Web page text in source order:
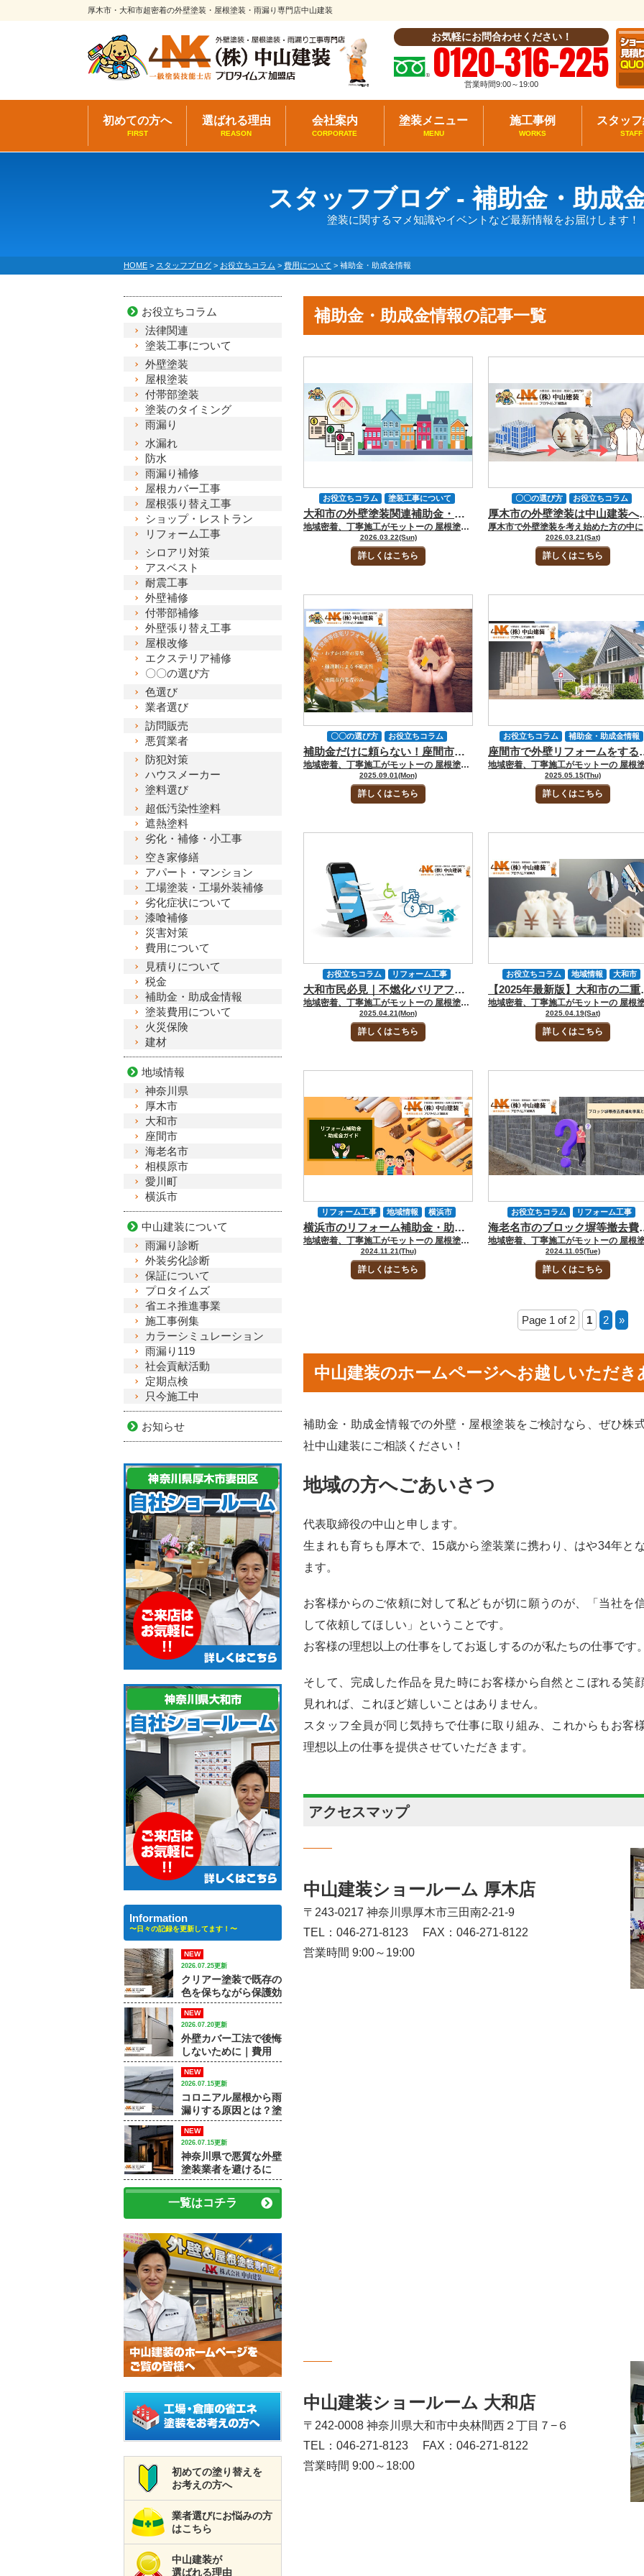
厚木市・大和市超密着の外壁塗装・屋根塗装・雨漏り専門店中山建装
お気軽にお問合わせください！
0120-316-225
営業時間9:00～19:00
初めての方へ
FIRST
選ばれる理由
REASON
会社案内
CORPORATE
塗装メニュー
MENU
施工事例
WORKS
スタッ
STAFF
スタッフブログ - 補助金・助成
塗装に関するマメ知識やイベントなど最新情報をお届けします！
HOME > スタッフブログ > お役立ちコラム > 費用について > 補助金・助成金情報
補助金・助成金情報の記事一覧
大和市の外壁塗装関連補助金・助成金まとめ｜屋根塗装・屋根修理・外装リフォーム・内装リフォーム・太陽光発電を整理して解説
地域密着、丁寧施工がモットーの 屋根塗装・外壁塗装専門店の中山建装です！ 代表取締役の中山です！ 大和市で外壁塗装を考え始めた方の中には、 「大和市は外壁塗装に補助金があるのか」 「屋根塗装や屋根修理も対象になるのか」 「断熱改修や太陽光発電まで一緒に考えたほうが得なのか」 と迷う方も多いのではないでしょうか。 大和市は、このテーマでは比較的整理しやすい自治体です。というのも、条件を満たせば外壁塗装が補助対象になり得る市制度を持っているからです。ただし、一般的な塗り替え補助ではなく、不燃化改修の一環としての外壁改修であることが前提になります。ここを曖昧にしないことが、記事の信頼性を大きく左右します。 今回のお役立ちコラムでは、大和市で外壁塗装や屋根塗装を検討している方へ向けて、市公式で確認できる不燃化改修の補助制度を中心に、外装リフォーム、内装リフォーム、断熱改修、太陽光発電、蓄電池まで含めて、どの制度がどこまで使えるのかを整理して解説します。 大和市は、市制度の種類が比較的はっきりしているぶん、どの工事をどの制度に乗せるのかを最初に整理しておくと失敗しにくいです。 ▼合わせて読みたい▼外壁塗装の見積書の見方｜大和市で金額差が出る理由 [myphp file="comContactL"] 大和市でまず整理したい外壁塗装補助金の全体像 大和市で外壁塗装の補助金を調べるなら、最初に見たいのは大和市不燃化・バリアフリー化改修工事費補助金です。この制度は、既存の木造住宅を対象に、不燃化改修やバリアフリー化改修の一部費用を助成するものです。 対象工事は費用5万円以上で、補助は工事費の2分の1、上限10万円、破風を含む軒先などの改修工事は上限20万円と案内されています。施工業者は、市内業者で見積書や領収書を市内住所で発行できる事業者が条件です。 先に結論を整理すると、大和市は次の見方がわかりやすいです。 外壁塗装は条件付きで市補助の土俵に乗り得る ただし“普通の塗り替え”ではなく“不燃化改修”としての整理が必要 断熱改修は別制度で考えた方がわかりやすい 太陽光発電・蓄電池は市制度が比較的強いです。 見るべき制度 大和市での位置づけ 外壁塗装との関係 不燃化・バリアフリー化改修工事費補助金 市の中心制度 不燃塗料等への塗り替えが対象工事例にある 既存住宅の断熱改修工事への補助 別制度 外壁塗装そのものではなく、断熱性能向上向け 自家消費型太陽光発電設備・蓄電池補助 市制度 屋根工事や長期的な省エネ計画と相性が良い 住宅用太陽光発電システム等設置費補助金 市制度 FIT売電型の太陽光・蓄電池向け 住宅省エネ2026キャンペーン 国制度 窓・給湯・断熱改修を絡めると使いやすい こうして分けておくと、大和市では「外壁塗装の補助金」を探すというより、外壁は不燃化、断熱は断熱、太陽光は再エネという形で制度を分けて考えた方が整理しやすいです。 大和市で補助対象に入りやすい工事と注意点 大和市の不燃化・バリアフリー化改修工事費補助金が強いのは、対象工事例の中に外壁の改修工事として“不燃塗料等に塗り替える”ことがはっきり示されている点です。つまり、大和市では外壁塗装が補助対象になり得るのですが、それはあくまで不燃化改修の考え方に乗る塗装であることが前提です。一般的な色替えや美観目的の塗り替えと同じではありません。 大和市で特に注意したいポイントは次のとおりです。 工事着手前の申請が前提 交付決定前に工事を始めると対象外になる可能性が高い 見積書や工事内訳、図面、仕様書が重要 完了時には領収書や工程写真、不燃材料を使ったことが分かる資料も求められます。 工事の考え方 補助対象になりやすさ ポイント 一般的な外壁の塗り替え 低い ただの美観回復では説明が弱い 不燃塗料等への塗り替え 高い 不燃化改修として整理できる 破風を含む軒先等の改修 高い 上限20万円の扱いあり 申請前に契約・着工済みの工事 低い 交付決定後着工が基本 大和市では、制度を使いたい場合ほど「どんな塗料を使うか」だけでなく「どう不燃化するのか」まで見積と資料で説明できるかが重要になります。塗装会社選びも、価格比較だけでなく制度を理解しているかまで見た方が安全です。 大和市で断熱改修・太陽光発電まで広げると制度の幅が広がります 大和市は、不燃化改修だけでなく、既存住宅の断熱改修工事への補助も用意しています。令和7年度の受付は2025年12月26日に終了していますが、制度自体は、既存住宅に対する断熱改修工事の補助として案内されており、補助率は補助対象経費の3分の1、戸建住宅は上限120万円です。 断熱改修工事着手の2週間前までの事前申請が必要で、交付決定前に工事を行うと補助金は受けられません。外壁塗装をきっかけに、暑さ寒さも何とかしたいと考える方には相性が良い制度です。 さらに大和市は、太陽光発電と蓄電池の制度も比較的強いです。自家消費型の制度では、2026年3月18日更新の公式ページで、令和8年度も実施予定と案内され、令和7年度までの補助金額は太陽電池出力値（kW）×7万円、家庭用蓄電池は補助対象経費の3分の1でした。 加えて、FIT売電型の住宅用太陽光発電システム等設置費補助金では、令和7年度実績として1kWあたり1万円、上限4万円、蓄電池は上限3万円で、県・国の補助金との併用も可能と案内されています。 蓄電池は、太陽光と同時設置のみ補助対象という条件もあります。 大和市で補助金を広く考えるなら、この順で見ると整理しやすいです。 外壁の不燃化を伴う塗装か 断熱改修まで広げるか 太陽光発電や蓄電池も同時に考えるか 国の住宅省エネ2026も併用候補に入れるか 制度 使いどころ 注意点 不燃化・バリアフリー化改修工事費補助金 外壁の不燃塗料塗装や軒先改修 事前申請、交付決定後着工が基本 既存住宅の断熱改修工事への補助 窓・断熱性能の改善 事前申請、交付決定前着工は不可 自家消費型太陽光発電設備・蓄電池補助 FITに頼らず自家消費重視 令和8年度は契約日要件等の変更予定あり 住宅用太陽光発電システム等設置費補助金 FIT売電型の太陽光・蓄電池 蓄電池は太陽光との同時設置が必要 住宅省エネ2026キャンペーン 断熱・窓・給湯を広く組み合わせる 外壁塗装そのものが主対象ではない 大和市は、外壁塗装だけで終わらせず、不燃化・断熱・再エネまで視野を広げると、制度活用の幅が広がりやすい自治体です。 参考にした公的サイト 大和市の補助金は、制度ごとに目的がはっきり分かれているため、不燃化・断熱・太陽光のどの制度を使う話なのかを先に整理してから進めるのが安全です。 参考：引用元サイト 大和市 不燃化・バリアフリー化改修工事費補助金 大和市 既存住宅の断熱改修工事への補助 大和市 自家消費型太陽光発電設備・蓄電池への補助 大和市 住宅用太陽光発電システム等設置費補助金 住宅省エネ2026キャンペーン 神奈川県既存住宅省エネ改修事業費補助金 [myphp file="comContactL"] FAQ｜大和市の外壁塗装補助金・助成金についてよくある質問 大和市の補助金は、厚木市よりも整理しやすい一方で、条件を読み違えると使えない制度もあります。とくに外壁塗装については、一般的な塗り替え補助ではなく、不燃化改修の一環として対象になり得るという理解が重要です。 さらに、断熱改修や太陽光発電、蓄電池は別制度で動いているため「どの工事をどの制度に乗せるのか」を分けて考えることが失敗防止につながります。 Q.大和市では外壁塗装そのものが補助対象になりますか？ A.条件付きで、補助対象になり得ます。大和市の不燃化・バリアフリー化改修工事費補助金では、既存の木造住宅を対象に、費用5万円以上の改修工事に対して工事費の2分の1、上限10万円、破風を含む軒先などの改修工事では上限20万円の補助が案内されています。 ここで重要なのは、対象工事例の「外壁の改修工事」に、不燃塗料等に塗り替える工事が含まれていることです。つまり、大和市では外壁塗装が補助対象になり得ますが、それは一般的な色替えや美観目的の塗り替えではなく、不燃化改修として整理できる塗装であることが前提です。 Q.大和市の補助金を使うときに一番注意すべきことは何ですか？ A.一番大事なのは、工事を始める前に申請し、交付決定を受けてから着工することです。大和市の不燃化・バリアフリー化改修工事費補助金は、これから工事を始めるものが対象で、申請後に市から交付決定通知を受けてから工事を始める流れになっています。 加えて、申請時には見積書、工事内訳書、図面や仕様書などが必要で、完了時には領収書、工程写真、不燃材料を使用したことが分かる資料なども求められます。 つまり「見積を取ってすぐ工事を始める」という進め方だと、後から補助金に乗せられないおそれがあります。大和市で補助金活用を前提に外壁塗装を進める場合は、金額比較より先に、制度に合う見積・仕様・申請タイミングを整えることが重要です。 Q.大和市では外壁塗装以外に、何を一緒に考えるとお得ですか？ A.大和市では、外壁塗装だけで終わらせるより、断熱改修や太陽光発電、蓄電池まで含めて考えた方が補助制度の幅が広がりやすいです。 たとえば、既存住宅の断熱改修工事への補助では、補助対象経費の3分の1、戸建住宅は上限120万円という案内があります。また、自家消費型太陽光発電設備・家庭用蓄電池の補助では、太陽電池出力値（kW）×7万円の補助や、蓄電池の補助が設けられています。 さらに、FIT売電型の住宅用太陽光発電システム等設置費補助金では、1kWあたり1万円、上限4万円、蓄電池は上限3万円という制度もあります。外壁塗装や屋根工事を検討している時期は、足場や屋根の状態確認のタイミングとも重なるため、不燃化、断熱、再エネをまとめて比較すると、結果的に住まい全体の改善計画が立てやすくなります。 大和市の外壁塗装補助金で迷ったら中山建装へ｜制度確認から工事相談までまとめて対応します 大和市で外壁塗装の補助金や助成金を調べると「本当に塗装が対象になるのか」「屋根塗装や屋根修理も一緒に考えたほうがいいのか」「断熱改修や太陽光発電まで含めると何が使えるのか」と迷いやすいものです。 今回ご紹介した通り、大和市では外壁塗装が条件付きで補助対象になり得ますが、一般的な塗り替えではなく、不燃化改修として整理できるかどうかが重要になります。さらに、断熱改修や太陽光発電、蓄電池は別制度で検討した方がわかりやすく、工事の進め方や申請のタイミングによって結果が大きく変わります。だからこそ、制度だけを見て判断するのではなく、住まいの状態と工事内容を一緒に整理することが大切です。 中山建装では、大和市で外壁塗装、屋根塗装、屋根修理、外装リフォームまで含めたご相談に対応しています。 補助金の対象になりそうか確認したい方も、まずは問い合わせフォームからのお問い合わせ、メール、電話でのご相談、ショールームへの来店など、ご都合のよい方法で中山建装へお気軽にご相談ください。 [myphp file="comContactL"] ▼合わせてチェック▼ 中山建装塗装専門ショールーム 大和店 中山建装：カラーシミュレーションページ
2026.03.22(Sun)
詳しくはこちら
お役立ちコラム
塗装工事について
外壁塗装
屋根塗装
〇〇の選び方
業者選び
費用について
補助金・助成金情報
地域情報
中山建装について
雨漏り診断
厚木市の外壁塗装は中山建装へ！補助
2026.03.21(Sat)
詳しくはこちら
〇〇の選び方
お役立ちコラム
中山建装について
厚木市
地域情報
塗装工事について
外壁塗装
外装劣化診断
屋根塗装
業者選び
神奈川県
補助金・助成金情報
補助金だけに頼らない！座間市で外壁塗装を賢く進めるための最新情報【2025年版】
地域密着、丁寧施工がモットーの 屋根塗装・外壁塗装専門店の中山建装です！ 代表取締役の中山です！ 座間市で外壁塗装を検討されている方の多くは「少しでも費用を抑える方法はないか」とお考えだと思います。 その答えのひとつが、市が実施している「子育て世帯等住宅リフォーム補助制度」です。外壁塗装や屋根塗装も対象となり、最大30万円の補助金を受けられる可能性があります。 ただし、この制度は募集枠がわずか15件で抽選制、しかも市内業者への依頼が必須条件です。そのため、厚木市に本社を置く中山建装では制度を直接活用することはできません。 しかしご安心ください。今回のコラムでは、座間市の「子育て世帯等住宅リフォーム補助制度」の概要と注意点をわかりやすく整理した上で、補助金が使えなくても適正価格と安心できる施工を実現する方法をお伝えします。 最後までお読みいただければ、「補助金ありきではない、後悔しない外壁塗装の進め方」が明確になり、座間市での塗装工事をより賢く計画できるようになるはずです。 ▼合わせて読みたい▼座間市の外壁塗装費用はいくら？適正価格と見積もりの落とし穴に注意 [myphp file="comContactL"] 座間市の子育て世帯等住宅リフォーム補助制度の概要（令和7年度） 座間市では、子育て世帯や妊婦のいる世帯を対象にした「子育て世帯等住宅リフォーム補助制度」を実施しています。住宅リフォームにかかる費用を一部補助することで、子育て世帯の暮らしを支援すると同時に、地域経済の活性化を目的としています。 外壁塗装や屋根塗装、防水工事なども対象となり、工事費用の2分の1（上限30万円）が助成される仕組みです。 ただし、制度の利用には注意が必要です。令和7年度の募集枠はわずか15件のみで、申込多数の場合は抽選となります。 補助金をあてにして計画を立てても、抽選に漏れると工事計画が狂ってしまうリスクがあります。そのため「必ず受けられるものではない」という点を理解したうえで検討することが大切です。 座間市子育て世帯等住宅リフォーム補助制度｜対象となる世帯と工事条件 補助金の対象は「18歳以下の子どもがいる世帯」または「妊婦の属する世帯」です。さらに、居住している住宅が市内にあり、かつ申請者とその世帯員に市税の滞納がないことが必須条件です。 工事を請け負う業者についても、市内に本社・本店を構える施工会社に限られるため、業者選びの幅は限られます。対象となる工事は30万円（税抜き）以上で、外壁塗装のほか、屋根の葺き替えや防水、雨樋の交換など住宅保全に関わる幅広いリフォームが認められています。 座間市子育て世帯等住宅リフォーム補助制度｜補助金の額と申請方法 補助金は「工事費の2分の1、上限30万円」です。例えば100万円の外壁塗装工事なら、30万円が助成され、自己負担は70万円となります。30万円を超える工事であれば対象になるため、実際の外壁塗装ではほとんどの工事が条件を満たします。 申請方法は市役所4階の都市整備課窓口へ直接書類を持参する必要があり、郵送では受け付けていません。提出書類にはリフォーム工事の見積書や住宅の現況写真、母子健康手帳（該当世帯の場合）などが含まれます。提出期限を過ぎると申請できず、書類不備があれば即失格となるため、早めの準備が欠かせません。 座間市子育て世帯等住宅リフォーム補助制度を利用する上での注意点 座間市子育て世帯等住宅リフォーム補助制度は公平性を保つため、同一世帯での利用は一度きりとなっています。また、他の市の補助金や防音工事などと重複して利用することはできません。 さらに、交付決定前に工事を始めてしまうと対象外になるため、必ず「交付決定通知を受けてから着工する」ことが求められます。 制度は魅力的ですが、利用のハードルは決して低くなく、準備や条件確認に手間がかかる点も理解しておく必要があります。 参照：座間市令和7年度座間市子育て世帯等住宅リフォーム補助制度 座間市の補助金が“狭き門”といえる理由 座間市の外壁塗装補助金は非常に魅力的ですが、誰もが利用できるわけではありません。募集枠が極端に少なく、抽選制であるため、当選できる保証がないのです。さらに、こうした制度の存在を逆手にとり、不透明な見積もりや過大請求を行う悪質業者も少なからず存在します。 わずか15件という少ない枠 令和7年度の募集件数はわずか15件に限られています。人気が集中すれば当然ながら競争率は高まり、抽選で外れる可能性が大きいのです。補助金をあてにして工事計画を立ててしまうと、落選した場合に予算が大きく狂い、施工そのものを見送らざるを得なくなるリスクがあります。 抽選制による不確実性 抽選の結果によって補助金の可否が決まるため、「絶対に補助金を受けられる」という保証はありません。外壁塗装は劣化が進むほど補修範囲が広がり、結果的に費用も膨らみます。補助金が当たるかどうかに施工時期を左右されるのは、住宅の寿命を考えると非常にリスキーだといえます。 悪質業者による“補助金ビジネス”の実態 一部の業者は「補助金があるから実質〇〇万円でできますよ」と強調し、実際には相場より高い見積もりを出すケースがあります。補助金があることで顧客心理が「お得だ」と錯覚しやすいのを利用した手口です。結果として補助金を使っても実質負担額は変わらず、むしろ割高な工事を契約してしまうこともあります。 さらに、抽選に落ちた場合に「補助金なしでは高すぎて施工できない」と気づき、契約を急がされるトラブルも少なくありません。こうした“補助金ビジネス”に巻き込まれないためには、複数業者の見積もり比較や、補助金の有無に関わらず適正価格であるかどうかの確認が欠かせません。 [myphp file="comContactL"] 補助金をあてにしすぎるリスクと業者選びの注意点 補助金は確かに魅力的ですが、それを理由に「お得だから」と安易に契約してしまうと、結果的に損をするケースもあります。特に座間市は近隣の厚木市や大和市と比べて塗装業者の数が少なく、価格や施工内容を比較する機会が限られているのが実情です。 そのため、補助金の有無にかかわらず「適正な価格で適正な工事ができるか」を見極めることが、もっとも大切なポイントです。 業者数が少なく相場感をつかみにくい地域特性 座間市は業者数が限られているため、見積もりを数社から取ったつもりでも「実は地域全体で価格が高めに設定されている」というケースがあります。 その結果、補助金を使えたとしても、近隣市（厚木市・大和市など）の相場と比べれば実質的に割高になることもあるのです。 つまり、補助金があるからといって必ずしも「得をしている」とは限らないのです。 ▼合わせて読みたい▼座間市の外壁塗装費用の相場とは？適正相場か見極める際のチェックポイントも紹介 補助金トークに惑わされないためのチェックポイント 「補助金を使えば実質〇〇万円で済みますよ」といった営業トークには注意が必要です。実際には相場以上の金額を提示されている場合、補助金を使っても自己負担額は適正価格と変わらない、あるいはむしろ割高になるケースさえあります。こうしたリスクを避けるためには、 補助金がなくても納得できる価格かどうか 工事内容（下地処理・使用塗料・保証期間など）が明確か 他エリアの実績豊富な業者との比較をしてみたか といった観点で冷静に判断することが欠かせません。 ▼合わせて読みたい▼座間市の屋根塗装で後悔しないために！悪徳業者を見抜く5つのチェックポイント 複数見積もりと地域外業者比較の重要性 座間市内の業者だけでなく、厚木市や大和市など近隣エリアで実績を積んでいる業者に見積もりを依頼するのも有効です。地域外の信頼できる業者と比較することで「補助金を使わなくても十分に納得できる価格帯」が見えてきます。 結果的に、補助金の有無に左右されず、安心して外壁塗装を任せられる業者を選べるのです。 座間市の皆様にお伝えしたい中山建装の強み 厚木市を拠点に、大和市・座間市を含む広域で施工を行う弊社「中山建装」は、補助金が使えないケースでも安心して任せられる業者であると自負しております。 豊富な実績と技術力、そして施工後のフォロー体制まで含めて「納得できる外壁塗装・屋根塗装」を提供しているのが強みです。 以下に具体的な強みをご紹介します。 施工実績と資格・技術力の裏付け 中山建装は長年、厚木市・大和市を中心に数多くの住宅・工場・倉庫の外壁・屋根塗装・防水工事を手がけており、その経験からさまざまな築年数、外壁材・屋根材の違い、施工環境の違いに応じた最適な工法を選定できるノウハウがあります。 加えて、一級塗装技能士、外装劣化診断士、雨漏り鑑定士といった専門資格を持つスタッフが在籍しており、現場調査・診断の精度が高いのが特徴です。 こうした実績と技術力により、補助金が利用できないお客様にも、適正で信頼できる施工プランを提案できます。 ▼合わせてチェック！▼中山建装の施工事例 安心の保証制度とアフターフォロー体制 工事後のフォローと保証の体制がしっかりしていることも大きな強みです。中山建装は自社保証を含め、「5年・7年・10年・15年」といった保証期間を、使用する材料や工事内容に応じて設定しており、施工後も安心して住まいを任せられます。 さらに、定期訪問サポート制度を整えており、施工後1年・3年・5年・7年・10年ごとに状態を確認し、色あせ・ひび割れ・シーリングの劣化・雨樋・外壁・屋根などの問題を未然に発見・対処できる体制があります。 これは補助金制度ではカバーされない「その後の安心」に直結する価値です。 見積もりの透明性と無駄を省くプラン提案 中山建装では、どの工程でどの材料を使うか、下地処理はどうするか、塗料のランクやグレードは何か、保証内容はどうなるか、といった点を明確に見積もり書に記載するようにしています。中間マージンを抑え、自社施工を基本とすることでコストがクリアになり、補助金が無くても納得できる価格感を保てるよう努めています。 お客様には丁寧な現地調査と診断を行い、必要な補修をきちんと把握した上で「本当に必要な工事項目だけ」を盛り込んだプランを提案することで、ムダな工事や過剰な仕様を回避します。 ▼合わせて読みたい▼中山建装の無料屋根外壁診断 [myphp file="comContactL"] 座間市で補助金の有無に左右されない賢い塗装工事は中山建装にご相談ください 座間市で外壁塗装を計画している方にとって、補助金の存在は確かに気になるポイントです。しかし実際には、座間市の外壁塗装補助金は募集枠が15件と少なく、抽選制であるため「必ず利用できる」とは限りません。 補助金を前提に計画を立ててしまうと、抽選に漏れた際に工事自体を延期したり、予算を見直さざるを得なくなるリスクがあります。その結果、外壁の劣化を放置してしまい、かえって費用が膨らむ可能性もあるのです。 こうしたリスクを避けるために大切なのは、「補助金がなくても納得できる価格と品質」で施工できる業者を選ぶことです。 厚木市に本社を構え、大和市や座間市を含む広域で豊富な実績を積んできた中山建装では、補助金の有無に左右されず、適正価格で高品質な塗装工事をご提供しています。 施工前の診断から丁寧に行い、使用する塗料や工事内容を明確にお伝えすることで、不安を抱えたまま契約する心配がありません。また、地元密着・地域密着の業者ならではの迅速なアフターフォロー体制で、施工後も長く安心をお届けします。 座間市での外壁塗装をご検討中の方は、ぜひ中山建装へご相談ください。 お問い合わせは専用フォームからのお問い合わせに加え、メールやお電話でのご相談も可能です。さらに、ショールームにご来店いただければ、実際の施工事例やカラーシミュレーションをご覧いただきながら具体的なお打ち合わせもできます。 補助金の有無に関わらず、安心と納得の外壁塗装を実現するために、中山建装がお手伝いいたします。 [myphp file="comContactL"] ▼合わせてチェック▼ 中山建装塗装専門ショールーム 厚木店 中山建装塗装専門ショールーム 大和店
2025.09.01(Mon)
詳しくはこちら
〇〇の選び方
お役立ちコラム
中山建装について
地域情報
塗装工事について
外壁塗装
屋根塗装
業者選び
補助金・助成金情報
費用について
座間市で外壁リフォー
2025.05.15(Thu)
詳しくはこちら
お役立ちコラム
補助金・助成金情報
費用について
大和市民必見｜不燃化バリアフリー化改修工事費補助金や外壁塗装の助成金情報
地域密着、丁寧施工がモットーの 屋根塗装・外壁塗装専門店の中山建装です！ 代表取締役の中山です！ 大和市には「バリアフリー」や「不燃化」へのリフォームに対する補助金が用意されています。ただし、助成金や補助金を受けるには、条件を満たさなければなりません。手続きの手間を考えると「面倒」と考える方もいるでしょう。 ただ、住まいの外壁が劣化している場合、放置しても自然に修復されるわけではありません。助成金や補助金を利用すれば、お得に外壁を修復できるのです。修復で終わらず、機能性の向上も期待できます。そこで今回のお役立ちコラムでは、大和市の補助金や助成金情報についてくわしくお話しします。 ▼合わせて読みたい▼【2025】大和市で使える外壁塗装の補助金＆助成金一覧 [myphp file="comContactL"] 大和市の補助金や助成金を活用して賢くリフォーム 親世代や自分の年齢を考えて、住まいのバリアフリー化を検討中の方もいるかもしれません。同時に外壁塗装の時期が近づいてきて、資金に不安があるため少しでもお得に施工したい方もいるでしょう。 どちらにしても、大きな金額が必要です。自己資金が十分でも、物価高騰の問題や将来を考えて少しでも貯蓄に回したい方もいるでしょう。 少しでもお得に施工したいなら、国や自治体からの補助金や助成金を活用してみてください。条件を満たせれば、資金の自己負担を軽くできるのです。 大和市の補助金や助成金 大和市では「大和市不燃化・バリアフリー化改修工事費補助金」が、令和7年度に開始予定となっています。この補助金は、バリアフリー化や燃えにくくする外壁塗装に使える内容です。 バリアフリーと聞くと、年齢が若いと「別に気にしなくてもいい」と考えてしまいます。階段の上り下りも難しくなく、住まいの中に段差があっても、気にならないものです。ただ、年齢を重ねるとちょっとした部分で、生活が不便になります。 バリアフリー化の重要性 バリアフリー化とは「移動に支障をきたす段差の解消」「移動を補助する器具等の取り付けなど、避難安全対策を行う」ことを指しています。 「高齢者だけの問題」と考えがちですが、実際は高齢者以外でも、すべての世代にとって居住環境を快適にする要素となります。 妊婦の方はどうでしょうか？住まいの中に段差があって、つまずいて転倒するのは母子ともに非常に危険です。障がいがあり、車椅子生活をしている方にとっても、階段や段差は日常生活に支障をきたす要因となります。 健康で若い方でも、骨折や病気やケガなどで自由に歩けないケースも、長い人生の中であるかもしれません。自分は健康でも、家族の介護をする際に、バリアフリー化された住まいとそうではない住まいとでは、生活に大きな差が出てくるものです。身体的な問題だけではなく、精神的な負担もバリアフリー化で軽くなります。 不燃化とは？ 「外壁・軒裏・開口部・内装など」では防火性能を持っていない住まいも多数あります。不燃化とは、防火性能を備えるために、既存部分の交換やリフォームを指しているのです。 日本ではこれまで天災により多くの被害が出た歴史的背景もあります。平成7年には阪神・淡路大震災がありました。平成16年には新潟県中越地震、平成23年には東日本大震災です。地震に関しては、南海トラフ巨大地震への警戒感が高まっています。 地震以外にも、台風や山火事のような問題が発生してきました。このような天災では、揺れによる住まいの倒壊や水害などを考えてしまいますが、実際のところ、火災による被害は非常に大きなものです。 巨大地震があって、揺れや津波による被害を免れたとしても、発生した火災で住まいがなくなるケースもあります。延焼によりエリア一帯が燃えてしまうケースもあるでしょう。 同時多発的な火災や大規模な火災は、生命だけではなく緊急活動や物流にも大きなトラブルを発生させます。復旧にも時間がかかれば、日常生活を取り戻すまで不安を抱えながら生きることになるのです。このような火災への対処を考える場合「不燃化」がキーワードになります。不燃化改修工事によって、燃えにくい住まいへリフォームできるのです。 ▼合わせて読みたい▼【大和市】外壁塗装のリフォームを徹底解説！施工事例・相場 [myphp file="comContactL"] 大和市不燃化・バリアフリー化改修工事費補助金情報 住まいのバリアフリー化や不燃化に対して、大和市では補助金を用意しています。令和7年度の申請受付は「令和7年4月21日（月曜日）」の予定です。どのような補助金か内容についてくわしくお話しします。 災害に強い街を目指すための助成 大和市は「災害に強い」「燃え広がらない・燃えないまち」「避難弱者が安心して暮らせる」などの取り組みを行っています。目的を達成するため、補助金による一部費用の助成をしているのです。 ただ、どのような住まいでも助成されるわけではありません。対象となるのは新築物件を除いた既存の木造住宅で、戸建て住宅やアパートなどが当てはまります。店舗併用住宅の場合、個人住宅部分が対象です。店舗や事務所部分は対象外になります。 大和市民でも対象者には条件がある 大前提は大和市民です。不燃化やバリアフリー化の対象住宅に住んでいるだけでなく、住民登録もしていなければなりません。対象となる建築物の所有者であることも求められます。 他にも、市税滞納がないことも条件です。また、要支援者や要介護者の認定を受けていないことも条件として設定されています。支援者や介護者認定に関しては、バリアフリー化改修工事のみです。不燃化へのリフォームでは助成されます。 ▼合わせて読みたい▼【2025年最新版】大和市の二重窓＆外壁塗装の補助金制度まとめ！ [myphp file="comContactL"] 気になる対象工事や補助費は？施工業者に条件はある？ 対象工事の条件は「費用5万円以上の改修工事」です。中には不燃化とバリアフリー化の両方を同時にしたい方もいるでしょう。その場合、合算した工事費で判断します。 補助費は「工事費の1／2」かつ「上限10万円」です。破風を含む軒先の改修工事は上限20万円と設定されています。改修工事に係る経費に、消費税や地方消費税相当額は含まれません。 また、実際にリフォーム工事をする施工業者にも条件が設けられているのです。 大和市内に事業所を持っていて、改修工事を業として営んでいる事業者を大前提として設定されています。さらに「見積書や領収書」などを、大和市内の所在地で発行できるなければなりません。ただ「大和市耐震化促進協議会」の紹介でも認められています。 不燃化改修工事ではなにが対象になる？ 基本的に燃えにくくする工事内容が対象です。外壁塗装の場合は、不燃塗料などへの塗り替えが対象となります。外壁塗装以外にもさまざまな「燃えにくくする施工」が対象です。 例えば木板のような外壁材だと延焼のリスクが高まります。防火性能がある防火サイディングやタイルにすれば、延焼リスクを抑えられるのです。 軒天や破風に関しても、防火性能のあるものに交換するなら対象となります。鋼板製カバー工法も対象です。他にも、防炎性カーテン、内装の不燃化、耐熱ガラスや網入りガラスなどへの交換も認められます。 不燃化改修工事で補助金を検討中の方は、ぜひチェックしてみてください。 バリアフリー化 段差部分にスロープを設置したり、和室と洋室の段差を解消したりするようなリフォームだと、認められる可能性があります。 階段や廊下に手すりがあると、高齢者でも、障がいがある方でも体を支えられるため、生活利便性は高まるのです。トイレも和式から洋式に、廊下とトイレの段差解消があると、車椅子の方でも利用しやすくなります。 交付決定が取り消される場合もある 大和市不燃化・バリアフリー化改修工事費補助金の交付が決まっても、問題があれば市長の判断で取り消される可能性もあります。 補助金の交付対象者には、細かな条件が設定されています。施工対象となる住まいが、親族所有なのに、嘘をついて申請をすれば問題です。他にも、市長が「取り消さなければならない」と判断すれば、取り消されるのです。 大和市役所に行って名前や住所を書くだけで「交付決定」といきません。条件を満たしているか？適切な施工が実施されたかなど、証明できる書類も求められます。領収書の写しや、施工前後の写真など複数必要です。 対象工事についてくわしい内容を確認したいなら、大和市役所まちづくり部 建築指導課 建築指導係にご相談ください。ホームページでは、関連要項や申請書の他、工事内訳書もダウンロードが可能です。 また、大和市の地元密着外壁塗装専門業者なら、助成金や補助金情報について精通しています。用意しなければならない書類など、より詳細にサポートしてくれるでしょう。 参照：大和市 大和市不燃化・バリアフリー化改修工事費補助金 参照：大和市不燃化・バリアフリー化改修工事補助金交付要綱 (PDFファイル: 248.3KB) [myphp file="comContactL"] 大和市の補助金制度を活用した外壁塗装・バリアフリー改修なら「中山建装」におまかせください！ 大和市では、「不燃化・バリアフリー化改修工事費補助金」を活用することで、外壁塗装や住まいの安全性向上をお得に実現できます。特に外壁塗装で不燃塗料を使用する場合や、手すりの設置・段差解消といったバリアフリー工事を同時に行う場合は、補助対象となるケースが多く、最大20万円までの補助が受けられる可能性もあります。 しかし、補助金の申請には多くの条件や手続きがあり、対象となる工事や申請者の要件、施工業者の要件も細かく定められています。適切な書類の準備や工事内容の確認、施工前後の記録提出が求められるため、個人で対応するのは不安がつきものです。 そこで、大和市に密着し外壁塗装やバリアフリー改修の豊富な実績をもつ「中山建装」がサポートいたします。「中山建装」では、補助金制度の詳細説明から対象工事のアドバイス、申請書類の準備・提出支援まで、すべてワンストップで対応可能です。 補助金制度を活用したリフォームのご相談は、お問い合わせフォーム・メール・電話、またはショールームでのご来店にて「中山建装」までお気軽にご連絡ください。 住まいの安心・安全・快適性を、賢く・お得に叶えましょう。 [myphp file="comContactL"] ▼合わせてチェック▼ 中山建装塗装専門ショールーム 厚木店 中山建装塗装専門ショールーム 大和店
2025.04.21(Mon)
詳しくはこちら
お役立ちコラム
リフォーム工事
地域情報
大和市
補助金・助成金情報
費用について
【2025年最
2025.04.19(Sat)
詳しくはこちら
お役立ちコラム 地域情報
大和市
補助金・助成金情報
費用について
横浜市のリフォーム補助金・助成金ガイド！お得にリフォームを実現しよう！
地域密着、丁寧施工がモットーの 屋根塗装・外壁塗装専門店の中山建装です！ 代表取締役の中山です！
2024.11.21(Thu)
詳しくはこちら
リフォーム工事 地域情報
横浜市
補助金・助成金情報
海老名市のブロッ
2024.11.05(Tue)
詳しくはこちら
お役立ちコラム
リフォーム工事
付帯部補修
地域情報
海老名市
補助金・助成金情報
費用について
Page 1 of 2 1 2 »
中山建装のホームページへお越しいただ
補助金・助成金情報での外壁・屋根塗装をご検討なら、ぜひ株
社中山建装にご相談ください！
地域の方へごあいさつ
代表取締役の中山と申します。
生まれも育ちも厚木で、15歳から塗装業に携わり、はや34年と
ます。
お客様からのご依頼に対して私どもが切に願うのが、「当社を
して依頼してほしい」ということです。
お客様の理想以上の仕事をしてお返しするのが私たちの仕事です。
そして、完成した作品を見た時にお客様から自然とこぼれる笑
見れれば、これほど嬉しいことはありません。
スタッフ全員が同じ気持ちで仕事に取り組み、これからもお客
理想以上の仕事を提供させていただきます。
アクセスマップ
中山建装ショールーム 厚木店
〒243-0217 神奈川県厚木市三田南2-21-9
TEL：046-271-8123
FAX：046-271-8122
営業時間 9:00～19:00
中山建装ショールーム 大和店
〒242-0008 神奈川県大和市中央林間西２丁目７−６
TEL：046-271-8123
FAX：046-271-8122
営業時間 9:00～18:00
お役立ちコラム
法律関連
塗装工事について
外壁塗装
屋根塗装
付帯部塗装
塗装のタイミング
雨漏り
水漏れ
防水
雨漏り補修
屋根カバー工事
屋根張り替え工事
ショップ・レストラン
リフォーム工事
シロアリ対策
アスベスト
耐震工事
外壁補修
付帯部補修
外壁張り替え工事
屋根改修
エクステリア補修
〇〇の選び方
色選び
業者選び
訪問販売
悪質業者
防犯対策
ハウスメーカー
塗料選び
超低汚染性塗料
遮熱塗料
劣化・補修・小工事
空き家修繕
アパート・マンション
工場塗装・工場外装補修
劣化症状について
漆喰補修
災害対策
費用について
見積りについて
税金
補助金・助成金情報
塗装費用について
火災保険
建材
地域情報
神奈川県
厚木市
大和市
座間市
海老名市
相模原市
愛川町
横浜市
中山建装について
雨漏り診断
外装劣化診断
保証について
プロタイムズ
省エネ推進事業
施工事例集
カラーシミュレーション
雨漏り119
社会貢献活動
定期点検
只今施工中
お知らせ
Information
〜日々の記録を更新してます！〜
NEW
2026.07.25更新
クリアー塗装で既存の
色を保ちながら保護効
果を高める方法｜【大
和市で外壁塗装・屋根
塗装をするなら中山建
装】
NEW
2026.07.20更新
外壁カバー工法で後悔
しないために｜費用
差・施工例・塗装との
違いを専門店が解説
NEW
2026.07.15更新
コロニアル屋根から雨
漏りする原因とは？塗
装で済むケースと屋根
修理が必要なケース
NEW
2026.07.15更新
神奈川県で悪質な外壁
塗装業者を避けるに
は？訪問販売・見積
書・保証で確認すべき
ポイント
一覧はコチラ
初めての塗り替えを
お考えの方へ
業者選びにお悩みの方
はこちら
中山建装が
選ばれる理由